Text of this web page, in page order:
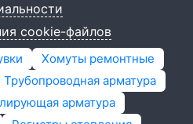
cookie-файлов
Хомуты ремонтные
Трубопроводная арматура
арматура